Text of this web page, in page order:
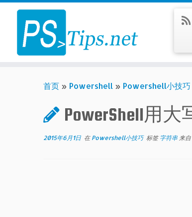
Skip
content
首页 » Powershell » Powershell小技巧
PowerShell用
2015年6月1日 在 Powershell小技巧 标签字符串 来自